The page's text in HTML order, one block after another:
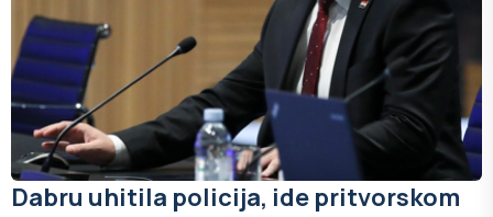
Dabru uhitila policija, ide pritvorskom